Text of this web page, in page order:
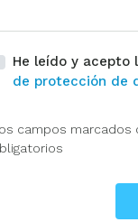
He leído y acepto
de protección de
campos marcados